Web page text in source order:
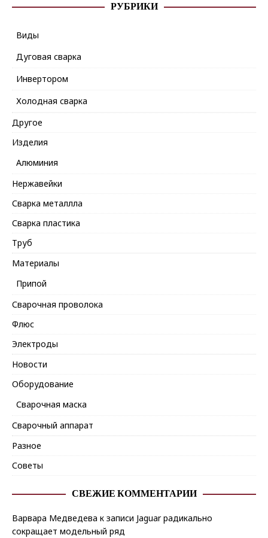
РУБРИКИ
Виды
Дуговая сварка
Инвертором
Холодная сварка
Другое
Изделия
Алюминия
Нержавейки
Сварка металлла
Сварка пластика
Труб
Материалы
Припой
Сварочная проволока
Флюс
Электроды
Новости
Оборудование
Сварочная маска
Сварочный аппарат
Разное
Советы
СВЕЖИЕ КОММЕНТАРИИ
Варвара Медведева к записи Jaguar радикально
сокращает модельный ряд